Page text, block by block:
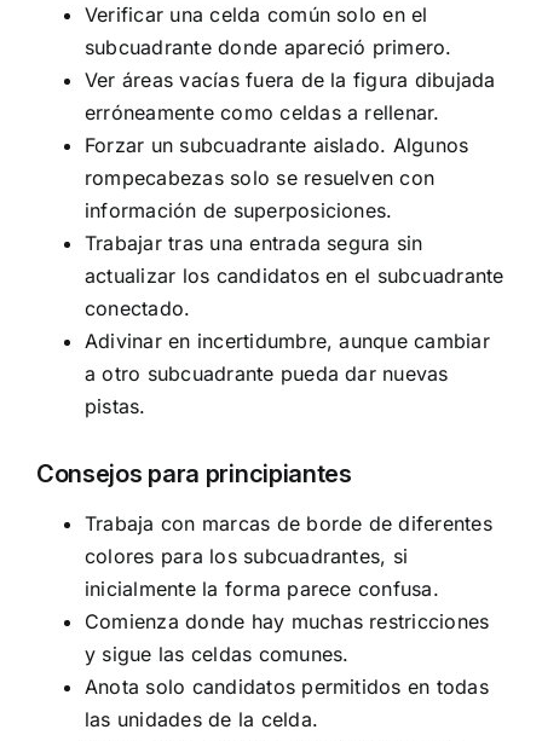
Verificar una celda común solo en el
subcuadrante donde apareció primero.
Ver áreas vacías fuera de la figura dibujada
erróneamente como celdas a rellenar.
Forzar un subcuadrante aislado. Algunos
rompecabezas solo se resuelven con
información de superposiciones.
Trabajar tras una entrada segura sin
actualizar los candidatos en el subcuadrante
conectado.
Adivinar en incertidumbre, aunque cambiar
a otro subcuadrante pueda dar nuevas
pistas.
Consejos para principiantes
Trabaja con marcas de borde de diferentes
colores para los subcuadrantes, si
inicialmente la forma parece confusa.
Comienza donde hay muchas restricciones
y sigue las celdas comunes.
Anota solo candidatos permitidos en todas
las unidades de la celda.